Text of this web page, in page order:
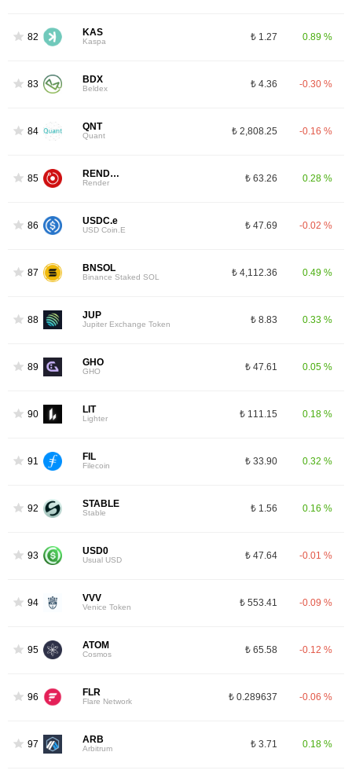
82 KAS
Kaspa ₺ 1.27 0.89 %
83 BDX
Beldex ₺ 4.36 -0.30 %
84 QNT
Quant ₺ 2,808.25 -0.16 %
85 RENDER
Render ₺ 63.26 0.28 %
86 USDC.e
USD Coin.E ₺ 47.69 -0.02 %
87 BNSOL
Binance Staked SOL ₺ 4,112.36 0.49 %
88 JUP
Jupiter Exchange Token ₺ 8.83 0.33 %
89 GHO
GHO ₺ 47.61 0.05 %
90 LIT
Lighter ₺ 111.15 0.18 %
91 FIL
Filecoin ₺ 33.90 0.32 %
92 STABLE
Stable ₺ 1.56 0.16 %
93 USD0
Usual USD ₺ 47.64 -0.01 %
94 VVV
Venice Token ₺ 553.41 -0.09 %
95 ATOM
Cosmos ₺ 65.58 -0.12 %
96 FLR
Flare Network ₺ 0.289637 -0.06 %
97 ARB
Arbitrum ₺ 3.71 0.18 %